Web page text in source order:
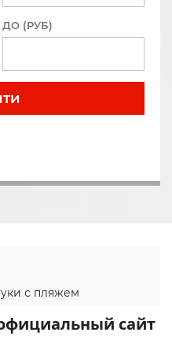
ДО (РУБ)
с пляжем
сайт